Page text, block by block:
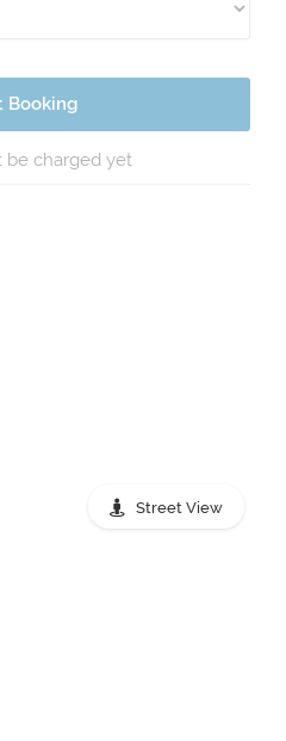
Booking
be charged yet
Street View